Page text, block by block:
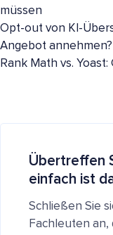
müssen
Opt-out von KI-
Angebot annehmen?
Rank Math vs.
Übertreffen
einfach ist
Schließen Sie
Fachleuten an,